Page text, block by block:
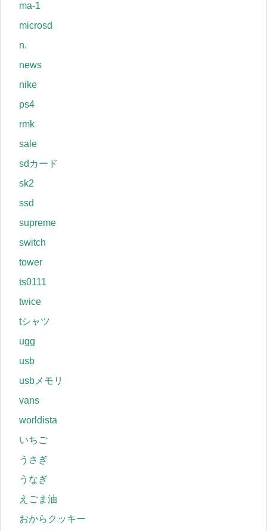
ma-1
microsd
n.
news
nike
ps4
rmk
sale
sdカード
sk2
ssd
supreme
switch
tower
ts0111
twice
tシャツ
ugg
usb
usbメモリ
vans
worldista
いちご
うさぎ
うなぎ
えごま油
おからクッキー